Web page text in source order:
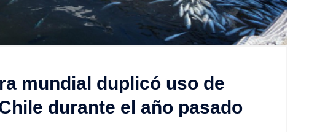
mundial duplicó uso de
durante el año pasado